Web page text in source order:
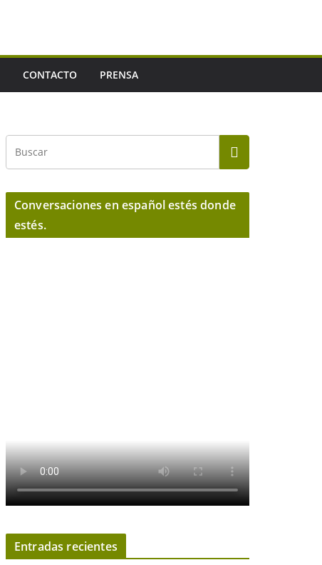
CONTACTO PRENSA
Conversaciones en español estés donde
estés.
Entradas recientes